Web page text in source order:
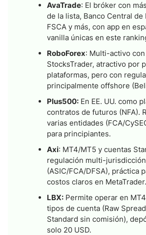
AvaTrade: El bróker con
de la lista, Banco Central de
FSCA y más, con app en
vanilla únicas en este
RoboForex: Multi-activo
StocksTrader, atractivo por
plataformas, pero con
principalmente offshore
Plus500: En EE. UU. como
contratos de futuros (NFA).
varias entidades (FCA/
para principiantes.
Axi: MT4/MT5 y cuentas
regulación multi-jurisdicción
(ASIC/FCA/DFSA), práctica
costos claros en MetaTrader.
LBX: Permite operar en
tipos de cuenta (Raw
Standard sin comisión),
solo 20 USD.